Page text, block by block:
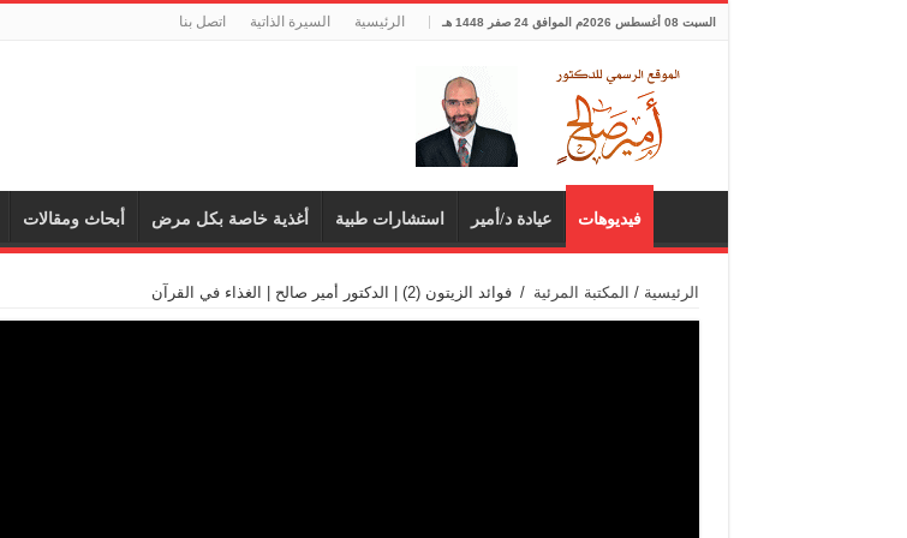
السبت 08 أغسطس 2026م الموافق 24 صفر 1448 هـ الرئيسية السيرة الذاتية اتصل بنا
فيديوهات عيادة د/أمير استشارات طبية أغذية خاصة بكل مرض أبحاث ومقالات
الرئيسية / المكتبة المرئية / فوائد الزيتون (2) | الدكتور أمير صالح | الغذاء في القرآن